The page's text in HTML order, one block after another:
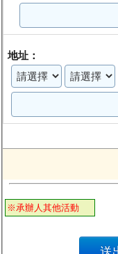
地址：
※承辦人其他活動